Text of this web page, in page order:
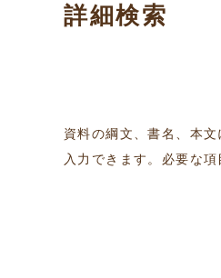
詳細検索
資料の綱文、書名、本
入力できます。必要な